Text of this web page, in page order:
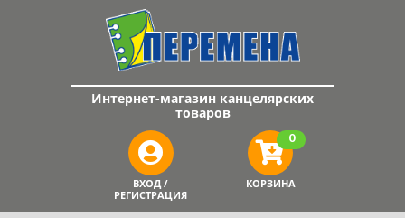
Интернет-магазин канцелярских
товаров
ВХОД /
РЕГИСТРАЦИЯ
КОРЗИНА
0